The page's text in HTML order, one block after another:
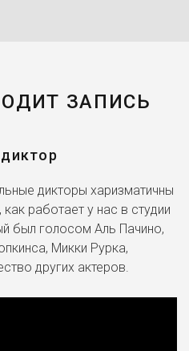
ЗАПИСЬ
дикторы харизматичны
работает у нас в студии
был голосом Аль Пачино,
Микки Рурка,
других актеров.